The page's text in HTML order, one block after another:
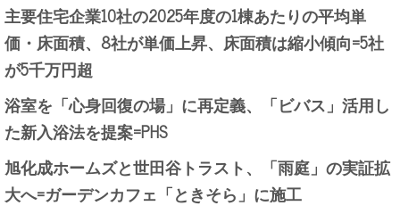
主要住宅企業10社の2025年度の1棟あたりの平均単
価・床面積、8社が単価上昇、床面積は縮小傾向=5社
が5千万円超
浴室を「心身回復の場」に再定義、「ビバス」活用し
た新入浴法を提案=PHS
旭化成ホームズと世田谷トラスト、「雨庭」の実証拡
大へ=ガーデンカフェ「ときそら」に施工